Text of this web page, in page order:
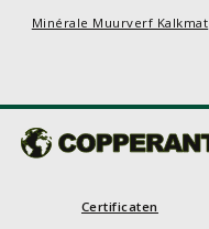
Minérale Muurverf Kalkmat
Certificaten